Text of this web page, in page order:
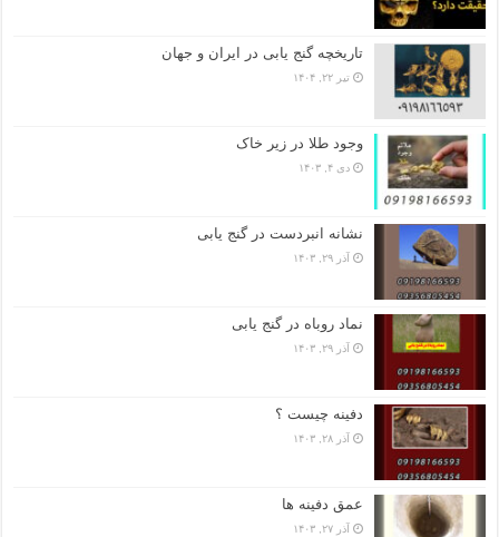
تاریخچه گنج‌ یابی در ایران و جهان
تیر ۲۲, ۱۴۰۴
وجود طلا در زیر خاک
دی ۴, ۱۴۰۳
نشانه انبردست در گنج یابی
آذر ۲۹, ۱۴۰۳
نماد روباه در گنج یابی
آذر ۲۹, ۱۴۰۳
دفینه چیست ؟
آذر ۲۸, ۱۴۰۳
عمق دفینه ها
آذر ۲۷, ۱۴۰۳